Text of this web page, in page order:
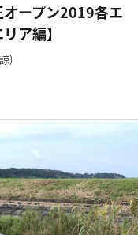
オープン2019各エ
ア編】
)